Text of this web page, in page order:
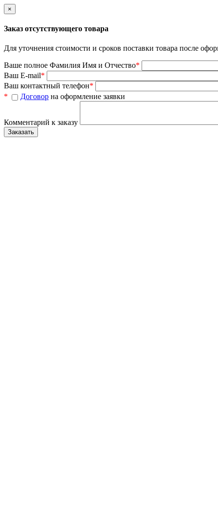
×
Заказ отсутствующего товара
Для уточнения стоимости и сроков поставки товара после
Ваше полное Фамилия Имя и Отчество*
Ваш E-mail*
Ваш контактный телефон*
*
Договор на оформление заявки
Комментарий к заказу